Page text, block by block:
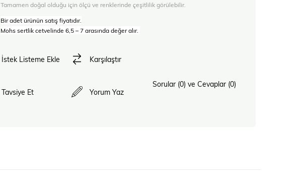
Tamamen doğal olduğu için ölçü ve renklerinde çeşitlilik görülebilir.
Bir adet ürünün satış fiyatıdır.
Mohs sertlik cetvelinde 6,5 – 7 arasında değer alır.
İstek Listeme Ekle Karşılaştır
Tavsiye Et Yorum Yaz
Sorular (0) ve Cevaplar (0)